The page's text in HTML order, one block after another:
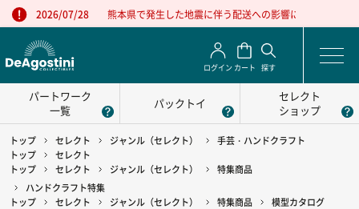
2026/07/28 熊本県で発生した地震に伴う配送への影響について
ログイン カート 探す
パートワーク
一覧
パックトイ
セレクト
ショップ
トップ セレクト ジャンル（セレクト）
手芸・ハンドクラフト
トップ
セレクト
トップ
セレクト ジャンル（セレクト）
特集商品
ハンドクラフト特集
トップ
セレクト ジャンル（セレクト） 特集商品
模型カタログ